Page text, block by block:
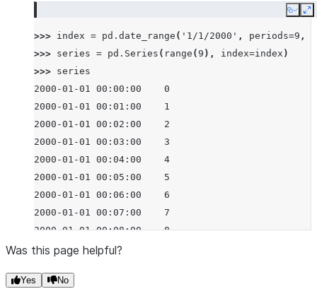
Copy
>>> index = pd . date_range ( '1/1/2000' , periods=9 ,
>>> series = pd . Series ( range ( 9 ), index=index )
>>> series
2000-01-01 00:00:00    0
2000-01-01 00:01:00    1
2000-01-01 00:02:00    2
2000-01-01 00:03:00    3
2000-01-01 00:04:00    4
2000-01-01 00:05:00    5
2000-01-01 00:06:00    6
2000-01-01 00:07:00    7
2000-01-01 00:08:00    8
Freq: None, dtype: int64
2000-01-01 00:00:00     3
Was this page helpful?
Yes No